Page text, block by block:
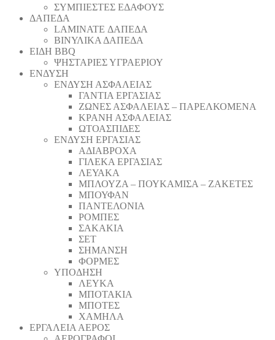
ΣΥΜΠΙΕΣΤΕΣ ΕΔΑΦΟΥΣ
ΔΑΠΕΔΑ
LAMINATE ΔΑΠΕΔΑ
ΒΙΝΥΛΙΚΑ ΔΑΠΕΔΑ
ΕΙΔΗ BBQ
ΨΗΣΤΑΡΙΕΣ ΥΓΡΑΕΡΙΟΥ
ΕΝΔΥΣΗ
ΕΝΔΥΣΗ ΑΣΦΑΛΕΙΑΣ
ΓΑΝΤΙΑ ΕΡΓΑΣΙΑΣ
ΖΩΝΕΣ ΑΣΦΑΛΕΙΑΣ – ΠΑΡΕΛΚΟΜΕΝΑ
ΚΡΑΝΗ ΑΣΦΑΛΕΙΑΣ
ΩΤΟΑΣΠΙΔΕΣ
ΕΝΔΥΣΗ ΕΡΓΑΣΙΑΣ
ΑΔΙΑΒΡΟΧΑ
ΓΙΛΕΚΑ ΕΡΓΑΣΙΑΣ
ΛΕΥΑΚΑ
ΜΠΛΟΥΖΑ – ΠΟΥΚΑΜΙΣΑ – ΖΑΚΕΤΕΣ
ΜΠΟΥΦΑΝ
ΠΑΝΤΕΛΟΝΙΑ
ΡΟΜΠΕΣ
ΣΑΚΑΚΙΑ
ΣΕΤ
ΣΗΜΑΝΣΗ
ΦΟΡΜΕΣ
ΥΠΟΔΗΣΗ
ΛΕΥΚΑ
ΜΠΟΤΑΚΙΑ
ΜΠΟΤΕΣ
ΧΑΜΗΛΑ
ΕΡΓΑΛΕΙΑ ΑΕΡΟΣ